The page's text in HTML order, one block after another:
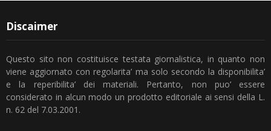
Discaimer
Questo sito non costituisce testata giornalistica, in quanto non
viene aggiornato con regolarita’ ma solo secondo la disponibilita’
e la reperibilita’ dei materiali. Pertanto, non puo’ essere
considerato in alcun modo un prodotto editoriale ai sensi della L.
n. 62 del 7.03.2001.